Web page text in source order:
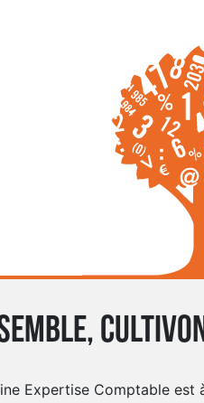
Expertise Comptable